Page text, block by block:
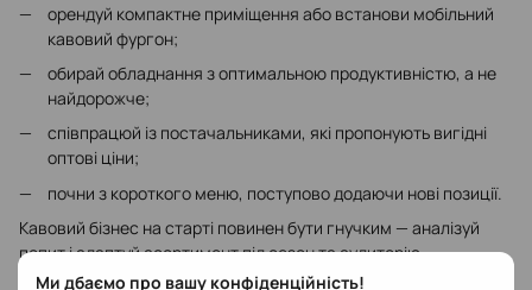
Ми дбаємо про вашу конфіденційність!
орендуй компактне приміщення або встанови мобільний
кавовий фургон;
обирай обладнання з оптимальною продуктивністю, а не
найдорожче;
співпрацюй із постачальниками, які пропонують вигідні
оптові ціни;
почни з короткого меню, поступово додаючи нові позиції.
Кавовий бізнес на старті повинен бути гнучким — аналізуй
попит і адаптуй асортимент під сезон та аудиторію.